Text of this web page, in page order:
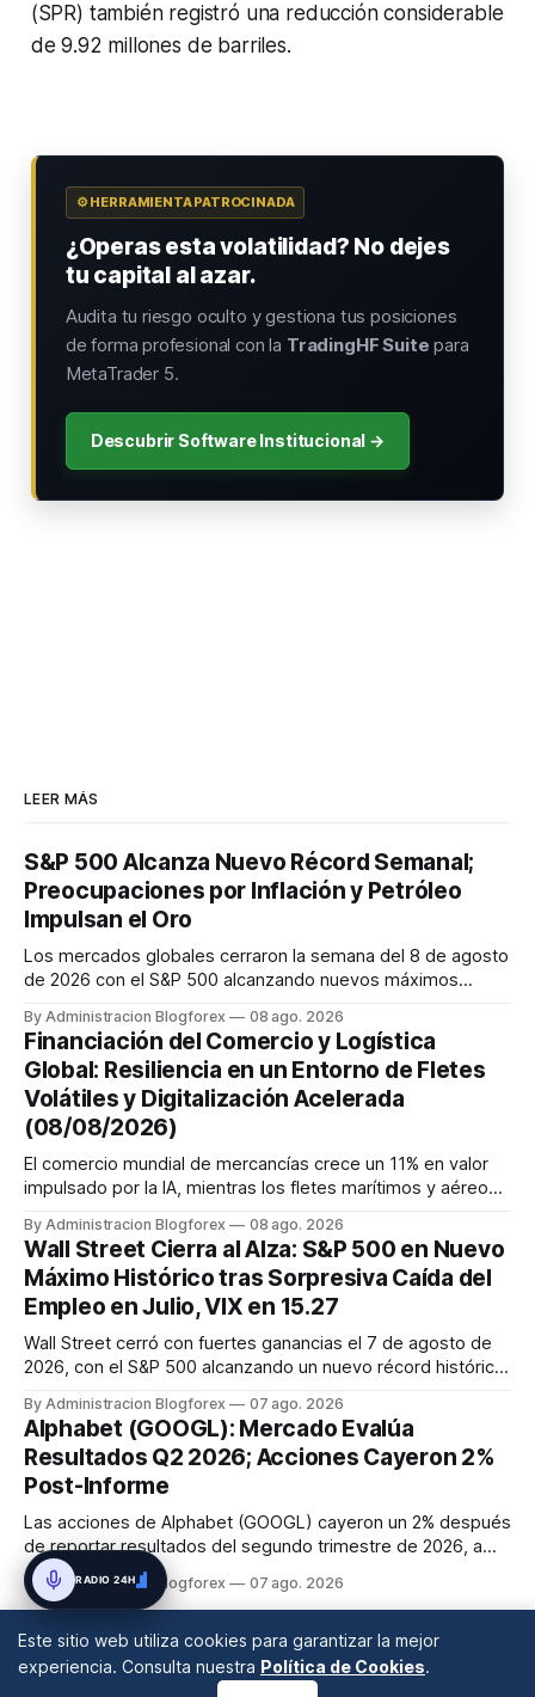
(SPR) también registró una reducción considerable
de 9.92 millones de barriles.
⚙️ HERRAMIENTA PATROCINADA
¿Operas esta volatilidad? No dejes
tu capital al azar.
Audita tu riesgo oculto y gestiona tus posiciones
de forma profesional con la TradingHF Suite para
MetaTrader 5.
Descubrir Software Institucional →
LEER MÁS
S&P 500 Alcanza Nuevo Récord Semanal;
Preocupaciones por Inflación y Petróleo
Impulsan el Oro
Los mercados globales cerraron la semana del 8 de agosto
de 2026 con el S&P 500 alcanzando nuevos máximos
renta fija vio una caída en los rendimientos del Tesoro de
EE. UU. tras un informe de empleo más débil. El petróleo se
mantuvo al ...
By Administracion Blogforex 08 ago. 2026
Financiación del Comercio y Logística
Global: Resiliencia en un Entorno de Fletes
Volátiles y Digitalización Acelerada
(08/08/2026)
El comercio mundial de mercancías crece un 11% en valor
impulsado por la IA, mientras los fletes marítimos y aéreos
disrupciones geopolíticas y congestión. La financiación del
comercio, que depende en un 90% del crédito, se digitaliza
y el mercado...
By Administracion Blogforex 08 ago. 2026
Wall Street Cierra al Alza: S&P 500 en Nuevo
Máximo Histórico tras Sorpresiva Caída del
Empleo en Julio, VIX en 15.27
Wall Street cerró con fuertes ganancias el 7 de agosto de
2026, con el S&P 500 alcanzando un nuevo récord histórico
54,036.93 y el Nasdaq Composite escaló 1.3% a 26,690.62.
El impulso provino de un informe de empleo de julio
inesperadamente ...
By Administracion Blogforex 07 ago. 2026
Alphabet (GOOGL): Mercado Evalúa
Resultados Q2 2026; Acciones Cayeron 2%
Post-Informe
Las acciones de Alphabet (GOOGL) cayeron un 2% después
de reportar resultados del segundo trimestre de 2026, a
pesar de superar las expectativas en ingresos de la nube y
usuarios de Gemini, en un mercado que evalúa el impacto
By Administracion Blogforex 07 ago. 2026
Este sitio web utiliza cookies para garantizar la mejor
experiencia. Consulta nuestra Política de Cookies.
RADIO 24H